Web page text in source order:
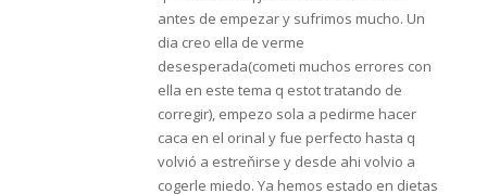
antes de empezar y sufrimos mucho. Un
dia creo ella de verme
desesperada(cometi muchos errores con
ella en este tema q estot tratando de
corregir), empezo sola a pedirme hacer
caca en el orinal y fue perfecto hasta q
volvió a estreňirse y desde ahi volvio a
cogerle miedo. Ya hemos estado en dietas